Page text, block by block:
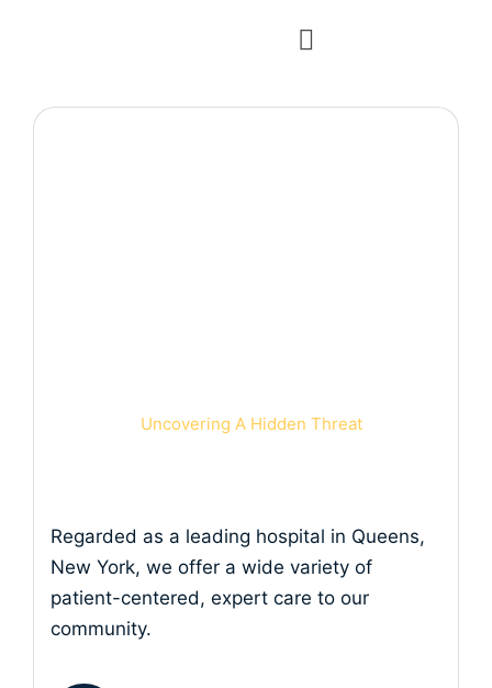
Uncovering A Hidden Threat
Regarded as a leading hospital in Queens,
New York, we offer a wide variety of
patient-centered, expert care to our
community.